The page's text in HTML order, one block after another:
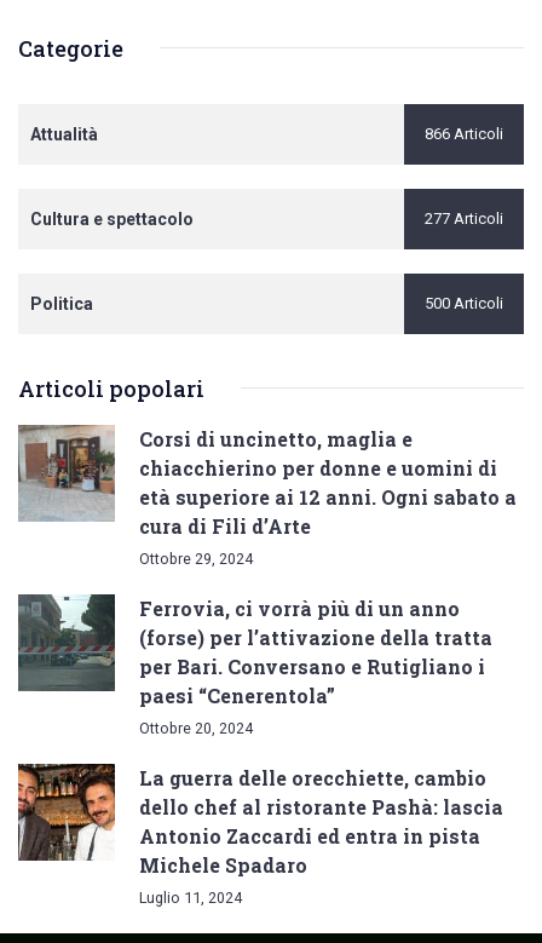
Categorie
Attualità 866 Articoli
Cultura e spettacolo 277 Articoli
Politica 500 Articoli
Articoli popolari
Corsi di uncinetto, maglia e
chiacchierino per donne e uomini di
età superiore ai 12 anni. Ogni sabato a
cura di Fili d’Arte
Ottobre 29, 2024
Ferrovia, ci vorrà più di un anno
(forse) per l’attivazione della tratta
per Bari. Conversano e Rutigliano i
paesi “Cenerentola”
Ottobre 20, 2024
La guerra delle orecchiette, cambio
dello chef al ristorante Pashà: lascia
Antonio Zaccardi ed entra in pista
Michele Spadaro
Luglio 11, 2024